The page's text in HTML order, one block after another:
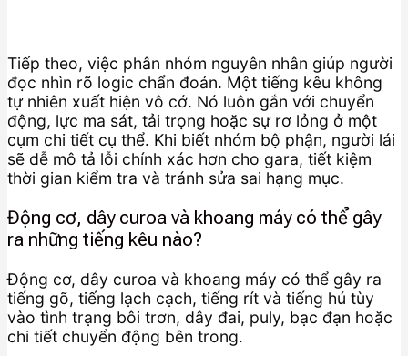
Tiếp theo, việc phân nhóm nguyên nhân giúp người
đọc nhìn rõ logic chẩn đoán. Một tiếng kêu không
tự nhiên xuất hiện vô cớ. Nó luôn gắn với chuyển
động, lực ma sát, tải trọng hoặc sự rơ lỏng ở một
cụm chi tiết cụ thể. Khi biết nhóm bộ phận, người lái
sẽ dễ mô tả lỗi chính xác hơn cho gara, tiết kiệm
thời gian kiểm tra và tránh sửa sai hạng mục.
Động cơ, dây curoa và khoang máy có thể gây
ra những tiếng kêu nào?
Động cơ, dây curoa và khoang máy có thể gây ra
tiếng gõ, tiếng lạch cạch, tiếng rít và tiếng hú tùy
vào tình trạng bôi trơn, dây đai, puly, bạc đạn hoặc
chi tiết chuyển động bên trong.